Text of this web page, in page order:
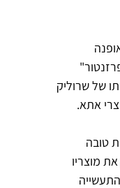
של שרוליק
אתא.
טובה
מוצריו